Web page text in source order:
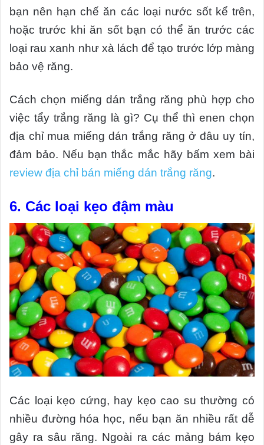
bạn nên hạn chế ăn các loại nước sốt kể trên,
hoặc trước khi ăn sốt bạn có thể ăn trước các
loại rau xanh như xà lách để tạo trước lớp màng
bảo vệ răng.
Cách chọn miếng dán trắng răng phù hợp cho
việc tẩy trắng răng là gì? Cụ thể thì enen chọn
địa chỉ mua miếng dán trắng răng ở đâu uy tín,
đảm bảo. Nếu bạn thắc mắc hãy bấm xem bài
review địa chỉ bán miếng dán trắng răng.
6. Các loại kẹo đậm màu
Các loại kẹo cứng, hay kẹo cao su thường có
nhiều đường hóa học, nếu bạn ăn nhiều rất dễ
gây ra sâu răng. Ngoài ra các mảng bám kẹo